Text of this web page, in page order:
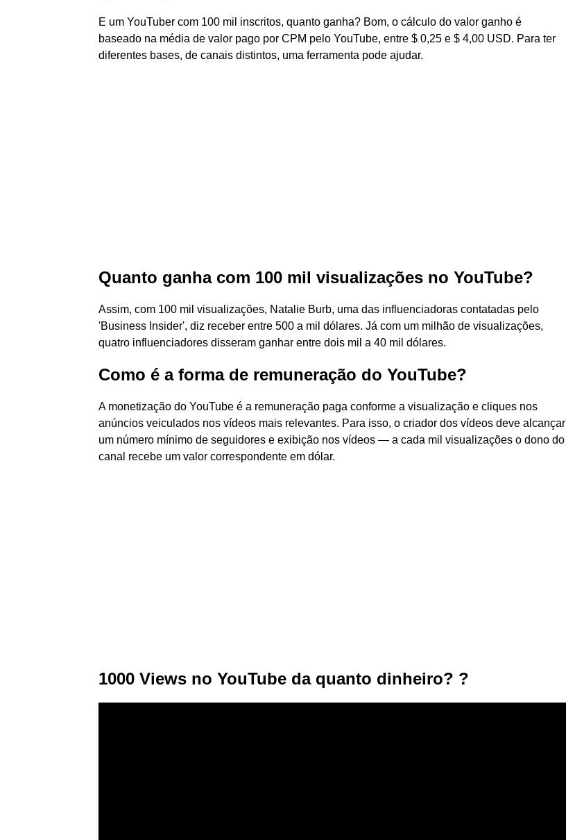
E um YouTuber com 100 mil inscritos, quanto ganha? Bom, o cálculo do valor ganho é
baseado na média de valor pago por CPM pelo YouTube, entre $ 0,25 e $ 4,00 USD. Para ter
diferentes bases, de canais distintos, uma ferramenta pode ajudar.
Quanto ganha com 100 mil visualizações no YouTube?
Assim, com 100 mil visualizações, Natalie Burb, uma das influenciadoras contatadas pelo
'Business Insider', diz receber entre 500 a mil dólares. Já com um milhão de visualizações,
quatro influenciadores disseram ganhar entre dois mil a 40 mil dólares.
Como é a forma de remuneração do YouTube?
A monetização do YouTube é a remuneração paga conforme a visualização e cliques nos
anúncios veiculados nos vídeos mais relevantes. Para isso, o criador dos vídeos deve alcançar
um número mínimo de seguidores e exibição nos vídeos — a cada mil visualizações o dono do
canal recebe um valor correspondente em dólar.
1000 Views no YouTube da quanto dinheiro? ?